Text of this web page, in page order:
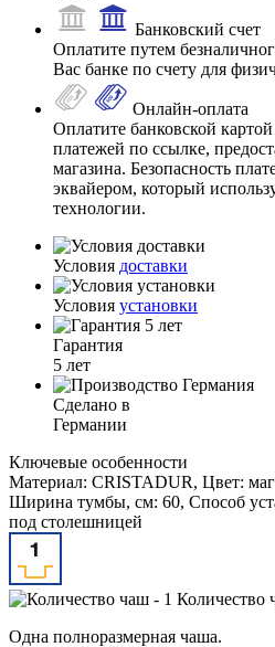
Банковский счет
Оплатите путем
Вас банке по счету для
Онлайн-оплата
Оплатите банковской
платежей по ссылке,
магазина. Безопасность
эквайером, который
технологии.
Условия доставки
Условия установки
Гарантия
5 лет
Сделано в
Германии
Ключевые особенности
Материал: CRISTADUR, Цвет:
Ширина тумбы, см: 60, Способ
под столешницей
Количество
Одна полноразмерная чаша.